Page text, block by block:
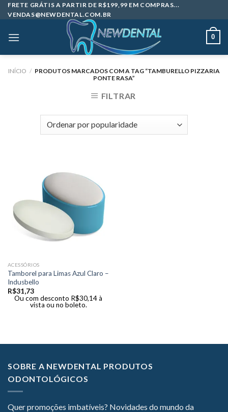
Skip
to
FRETE GRÁTIS A PARTIR DE R$199,99 EM COMPRAS...
VENDAS@NEWDENTAL.COM.BR
0
INÍCIO / PRODUTOS MARCADOS COM A TAG “TAMBURELLO PIZZARIA
PONTE RASA”
FILTRAR
ACESSÓRIOS
Tamborel para Limas Azul Claro –
Indusbello
R$31,73
Ou com desconto R$30,14à
vista ou no boleto.
SOBRE A NEWDENTAL PRODUTOS
ODONTOLÓGICOS
Quer promoções imbatíveis? Novidades do mundo da